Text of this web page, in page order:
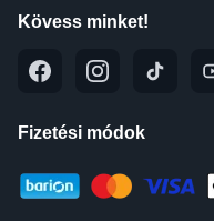
Kövess minket!
Fizetési módok